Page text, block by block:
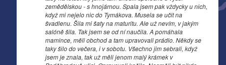
zemědělskou - s hnojárnou. Spala jsem pak vždycky u nich,
když mi nejelo nic do Tymákova. Musela se učit na
švadlenu. Šila mi šaty na maturitu. Ale už nevím, v jakým
salóně šila. Tak jsem se od ní naučila. A pomáhala
mamince, měli obchod a tam upravovali prádlo. Někdy se
taky šilo do večera, i v sobotu. Všechno jim sebrali, když
jsem je znala, tak už měli jenom malý krámek v